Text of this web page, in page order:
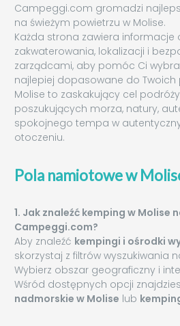
Campeggi.com gromadzi
na świeżym powietrzu w Molise.
Każda strona zawiera informacje
zakwaterowania, lokalizacji i
zarządcami, aby pomóc Ci
najlepiej dopasowane do Twoich
Molise to zaskakujący cel
poszukujących morza, natury,
spokojnego tempa w
otoczeniu.
Pola namiotowe w
1. Jak znaleźć kemping w Molise
Campeggi.com?
Aby znaleźć kempingi i ośrodki
skorzystaj z filtrów wyszukiwania
Wybierz obszar geograficzny i
Wśród dostępnych opcji
nadmorskie w Molise lub